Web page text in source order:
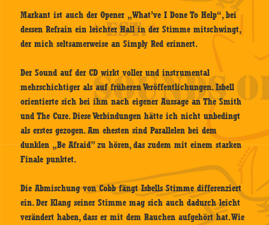
Markant ist auch der Opener „What’ve I Done To Help“, bei
dessen Refrain ein leichter Hall in der Stimme mitschwingt,
der mich seltsamerweise an Simply Red erinnert.
Der Sound auf der CD wirkt voller und instrumental
mehrschichtiger als auf früheren Veröffentlichungen. Isbell
orientierte sich bei ihm nach eigener Aussage an The Smith
und The Cure. Diese Verbindungen hätte ich nicht unbedingt
als erstes gezogen. Am ehesten sind Parallelen bei dem
dunklen „Be Afraid” zu hören, das zudem mit einem starken
Finale punktet.
Die Abmischung von Cobb fängt Isbells Stimme differenziert
ein. Der Klang seiner Stimme mag sich auch dadurch leicht
verändert haben, dass er mit dem Rauchen aufgehört hat. Wie